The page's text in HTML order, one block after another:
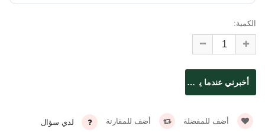
الكمية:
أضف للمفضلة أضف للمقارنة لدي سؤال